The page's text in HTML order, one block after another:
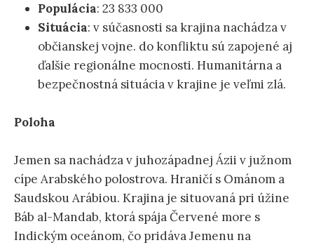
Populácia: 23 833 000
Situácia: v súčasnosti sa krajina nachádza v
občianskej vojne. do konfliktu sú zapojené aj
ďalšie regionálne mocnosti. Humanitárna a
bezpečnostná situácia v krajine je veľmi zlá.
Poloha
Jemen sa nachádza v juhozápadnej Ázii v južnom
cípe Arabského polostrova. Hraničí s Ománom a
Saudskou Arábiou. Krajina je situovaná pri úžine
Báb al-Mandab, ktorá spája Červené more s
Indickým oceánom, čo pridáva Jemenu na